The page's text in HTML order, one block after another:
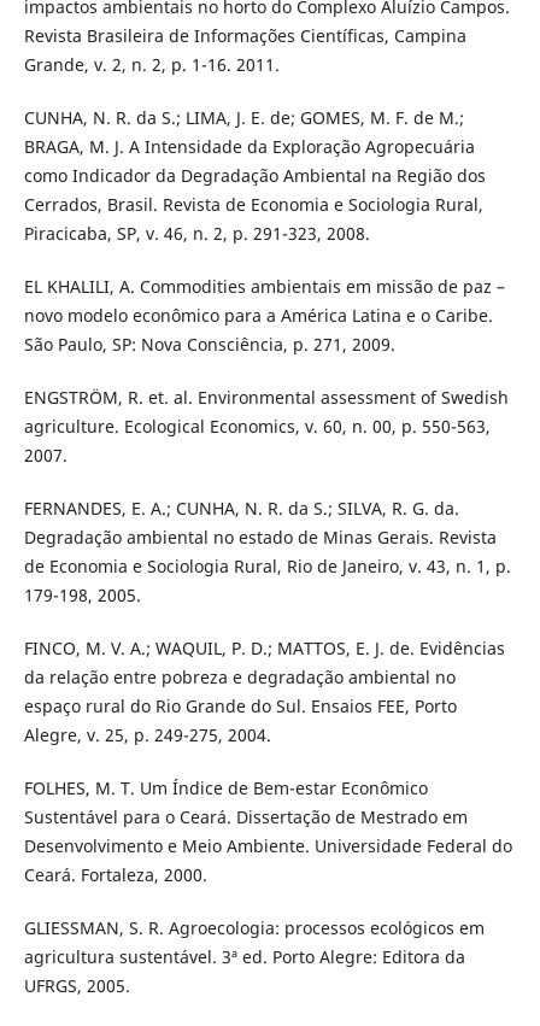
impactos ambientais no horto do Complexo Aluízio Campos.
Revista Brasileira de Informações Científicas, Campina
Grande, v. 2, n. 2, p. 1-16. 2011.
CUNHA, N. R. da S.; LIMA, J. E. de; GOMES, M. F. de M.;
BRAGA, M. J. A Intensidade da Exploração Agropecuária
como Indicador da Degradação Ambiental na Região dos
Cerrados, Brasil. Revista de Economia e Sociologia Rural,
Piracicaba, SP, v. 46, n. 2, p. 291-323, 2008.
EL KHALILI, A. Commodities ambientais em missão de paz –
novo modelo econômico para a América Latina e o Caribe.
São Paulo, SP: Nova Consciência, p. 271, 2009.
ENGSTRÖM, R. et. al. Environmental assessment of Swedish
agriculture. Ecological Economics, v. 60, n. 00, p. 550-563,
2007.
FERNANDES, E. A.; CUNHA, N. R. da S.; SILVA, R. G. da.
Degradação ambiental no estado de Minas Gerais. Revista
de Economia e Sociologia Rural, Rio de Janeiro, v. 43, n. 1, p.
179-198, 2005.
FINCO, M. V. A.; WAQUIL, P. D.; MATTOS, E. J. de. Evidências
da relação entre pobreza e degradação ambiental no
espaço rural do Rio Grande do Sul. Ensaios FEE, Porto
Alegre, v. 25, p. 249-275, 2004.
FOLHES, M. T. Um Índice de Bem-estar Econômico
Sustentável para o Ceará. Dissertação de Mestrado em
Desenvolvimento e Meio Ambiente. Universidade Federal do
Ceará. Fortaleza, 2000.
GLIESSMAN, S. R. Agroecologia: processos ecológicos em
agricultura sustentável. 3ª ed. Porto Alegre: Editora da
UFRGS, 2005.